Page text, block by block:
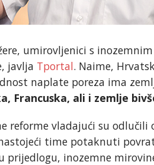
umirovljenici s
javlja Tportal. Naime,
naplate poreza ima
Francuska, ali i zemlje
reforme vladajući su odlučili
time potaknuti
prijedlogu, inozemne